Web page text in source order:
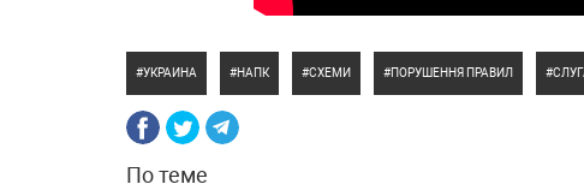
УКРАИНА НАПК СХЕМИ ПОРУШЕННЯ ПРАВИЛ
По теме